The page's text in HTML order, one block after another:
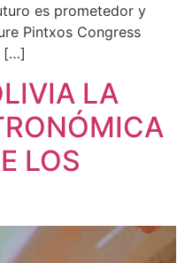
es prometedor y
Pintxos Congress
[…]
LA
LOS